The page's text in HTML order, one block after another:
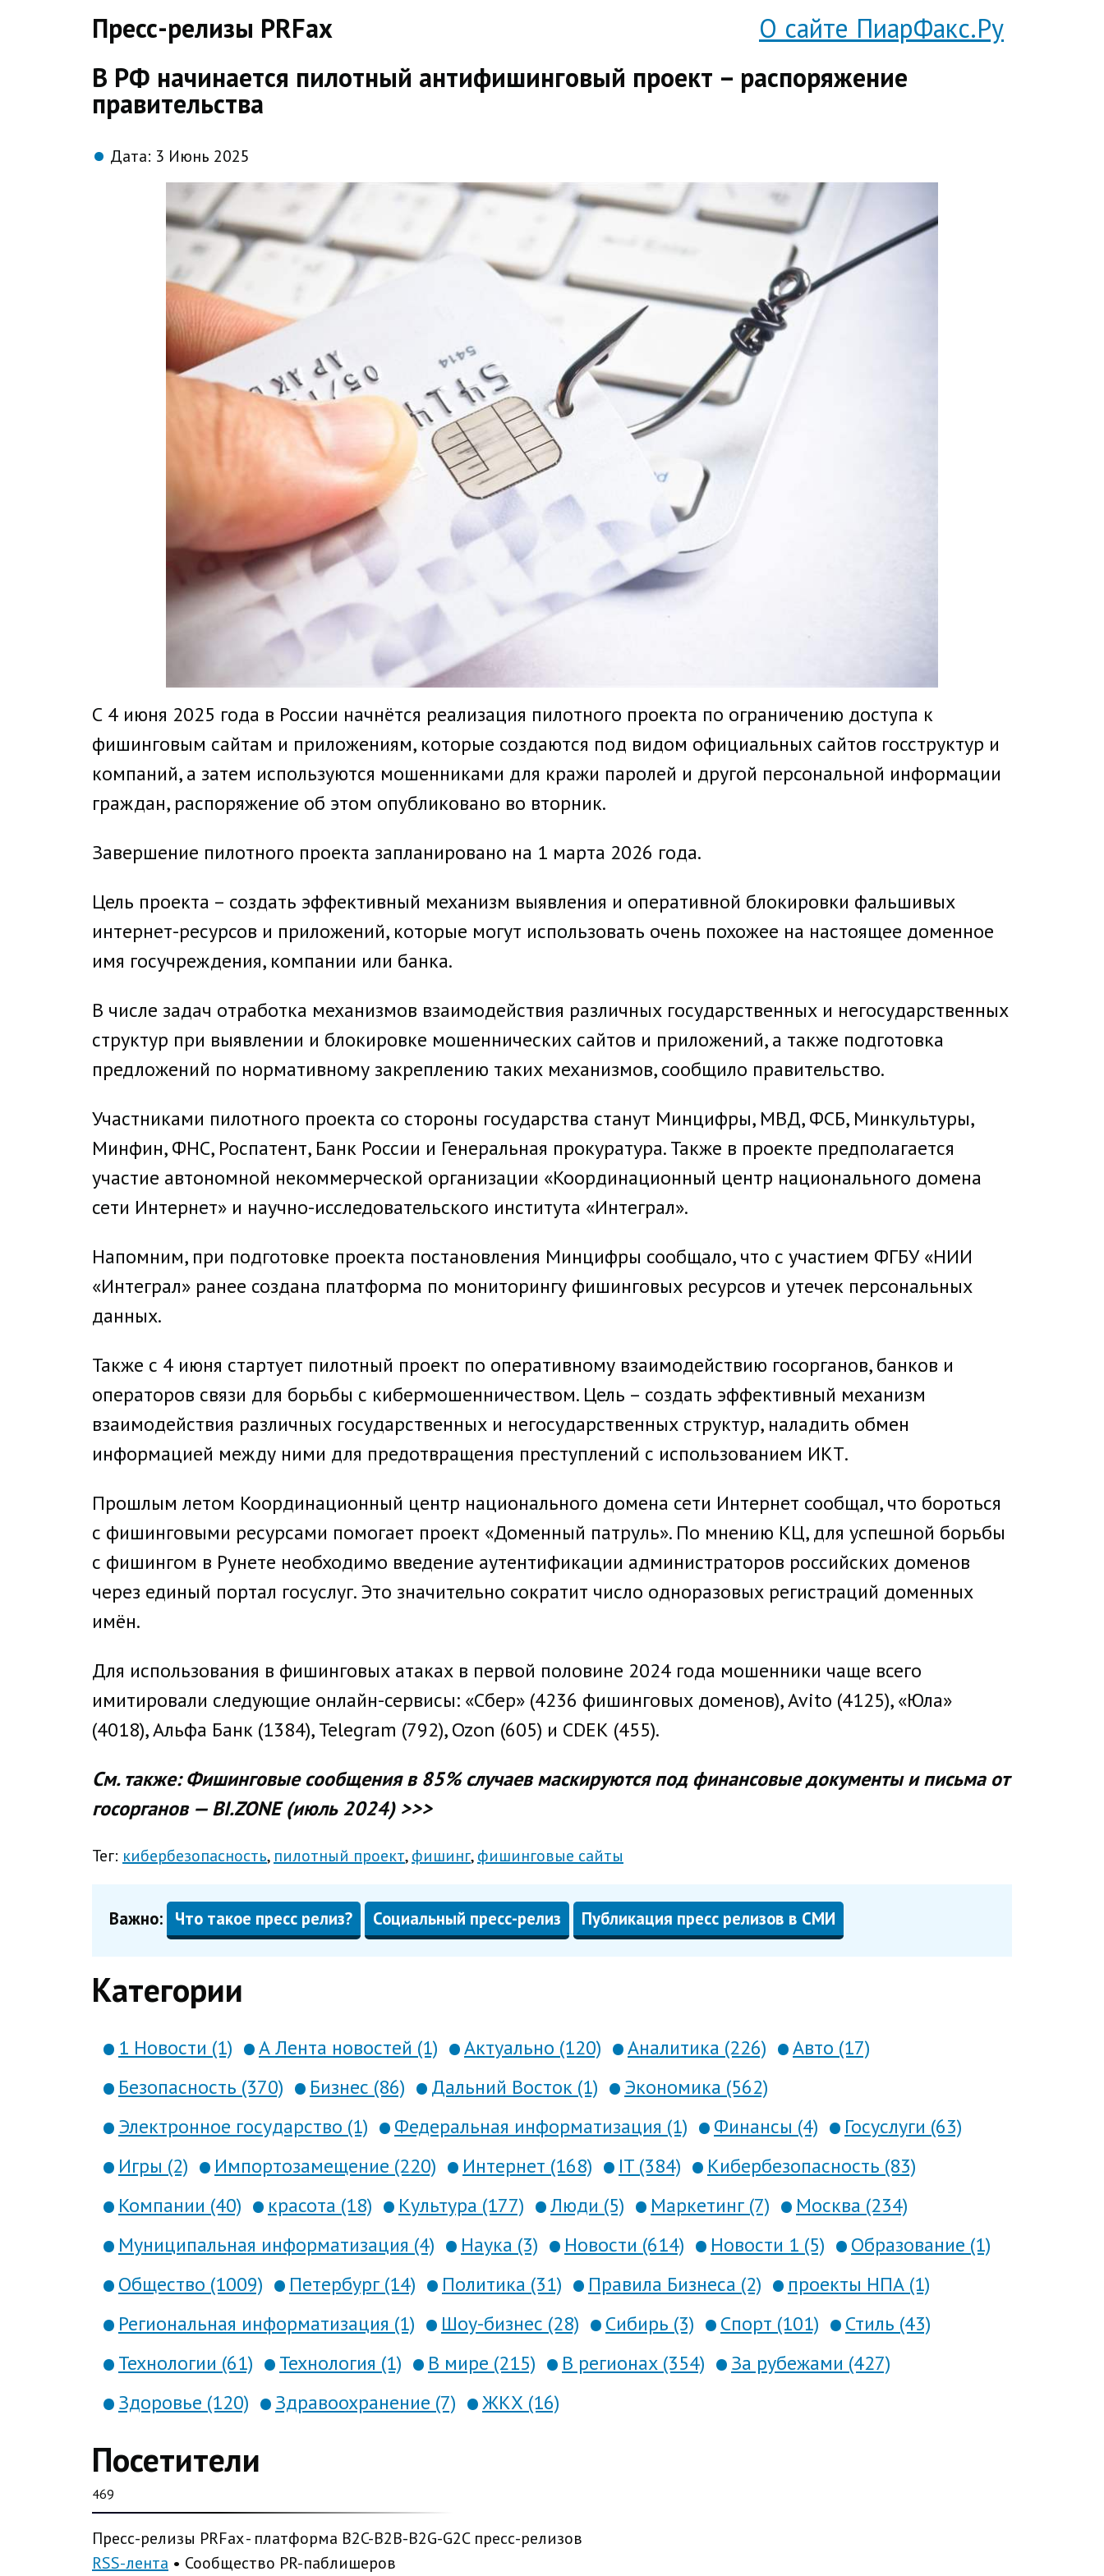
Пресс-релизы PRFax
О сайте ПиарФакс.Ру
В РФ начинается пилотный антифишинговый проект – распоряжение
правительства
Дата: 3 Июнь 2025
С 4 июня 2025 года в России начнётся реализация пилотного проекта по ограничению доступа к
фишинговым сайтам и приложениям, которые создаются под видом официальных сайтов госструктур и
компаний, а затем используются мошенниками для кражи паролей и другой персональной информации
граждан, распоряжение об этом опубликовано во вторник.
Завершение пилотного проекта запланировано на 1 марта 2026 года.
Цель проекта – создать эффективный механизм выявления и оперативной блокировки фальшивых
интернет-ресурсов и приложений, которые могут использовать очень похожее на настоящее доменное
имя госучреждения, компании или банка.
В числе задач отработка механизмов взаимодействия различных государственных и негосударственных
структур при выявлении и блокировке мошеннических сайтов и приложений, а также подготовка
предложений по нормативному закреплению таких механизмов, сообщило правительство.
Участниками пилотного проекта со стороны государства станут Минцифры, МВД, ФСБ, Минкультуры,
Минфин, ФНС, Роспатент, Банк России и Генеральная прокуратура. Также в проекте предполагается
участие автономной некоммерческой организации «Координационный центр национального домена
сети Интернет» и научно-исследовательского института «Интеграл».
Напомним, при подготовке проекта постановления Минцифры сообщало, что с участием ФГБУ «НИИ
«Интеграл» ранее создана платформа по мониторингу фишинговых ресурсов и утечек персональных
данных.
Также с 4 июня стартует пилотный проект по оперативному взаимодействию госорганов, банков и
операторов связи для борьбы с кибермошенничеством. Цель – создать эффективный механизм
взаимодействия различных государственных и негосударственных структур, наладить обмен
информацией между ними для предотвращения преступлений с использованием ИКТ.
Прошлым летом Координационный центр национального домена сети Интернет сообщал, что бороться
с фишинговыми ресурсами помогает проект «Доменный патруль». По мнению КЦ, для успешной борьбы
с фишингом в Рунете необходимо введение аутентификации администраторов российских доменов
через единый портал госуслуг. Это значительно сократит число одноразовых регистраций доменных
имён.
Для использования в фишинговых атаках в первой половине 2024 года мошенники чаще всего
имитировали следующие онлайн-сервисы: «Сбер» (4236 фишинговых доменов), Avito (4125), «Юла»
(4018), Альфа Банк (1384), Telegram (792), Ozon (605) и СDЕК (455).
См. также: Фишинговые сообщения в 85% случаев маскируются под финансовые документы и письма от
госорганов — BI.ZONE (июль 2024) >>>
Тег: кибербезопасность пилотный проект фишинг фишинговые сайты
Важно: Что такое пресс релиз? Социальный пресс-релиз Публикация пресс релизов в СМИ
Категории
1 Новости (1) А Лента новостей (1) Актуально (120) Аналитика (226)
Авто (17)
Безопасность (370)
Бизнес (86) Дальний Восток (1)
Экономика (562)
Электронное государство (1)
Федеральная информатизация (1) Финансы (4)
Госуслуги (63)
Игры (2)
Импортозамещение (220) Интернет (168) IT (384)
Кибербезопасность (83)
Компании (40)
красота (18) Культура (177) Люди (5) Маркетинг (7)
Москва (234)
Муниципальная информатизация (4)
Наука (3) Новости (614) Новости 1 (5)
Образование (1)
Общество (1009)
Петербург (14) Политика (31) Правила Бизнеса (2)
проекты НПА (1)
Региональная информатизация (1)
Шоу-бизнес (28) Сибирь (3) Спорт (101)
Стиль (43)
Технологии (61)
Технология (1) В мире (215) В регионах (354)
За рубежами (427)
Здоровье (120)
Здравоохранение (7) ЖКХ (16)
Посетители
469
Пресс-релизы PRFax - платформа B2C-B2B-B2G-G2C пресс-релизов
RSS-лента • Сообщество PR-паблишеров